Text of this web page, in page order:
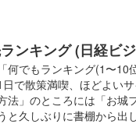
ンキング (日経ビ
でもランキング(1〜
で散策満喫、ほどよ
」のところには「お
久しぶりに書棚から